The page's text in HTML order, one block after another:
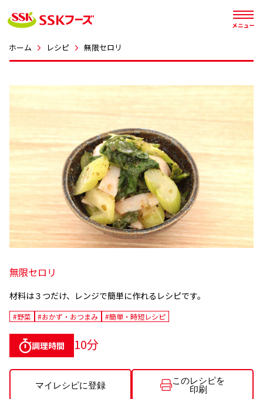
メニュー
ホーム レシピ 無限セロリ
無限セロリ
材料は３つだけ、レンジで簡単に作れるレシピです。
#野菜 #おかず・おつまみ #簡単・時短レシピ
調理時間 10分
マイレシピに登録
このレシピを
印刷